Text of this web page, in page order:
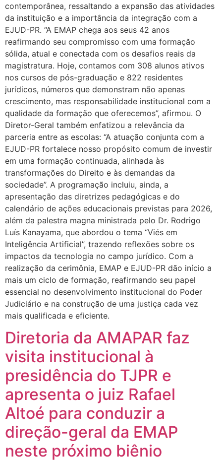
contemporânea, ressaltando a expansão das atividades
da instituição e a importância da integração com a
EJUD-PR. “A EMAP chega aos seus 42 anos
reafirmando seu compromisso com uma formação
sólida, atual e conectada com os desafios reais da
magistratura. Hoje, contamos com 308 alunos ativos
nos cursos de pós-graduação e 822 residentes
jurídicos, números que demonstram não apenas
crescimento, mas responsabilidade institucional com a
qualidade da formação que oferecemos”, afirmou. O
Diretor-Geral também enfatizou a relevância da
parceria entre as escolas: “A atuação conjunta com a
EJUD-PR fortalece nosso propósito comum de investir
em uma formação continuada, alinhada às
transformações do Direito e às demandas da
sociedade”. A programação incluiu, ainda, a
apresentação das diretrizes pedagógicas e do
calendário de ações educacionais previstas para 2026,
além da palestra magna ministrada pelo Dr. Rodrigo
Luís Kanayama, que abordou o tema “Viés em
Inteligência Artificial”, trazendo reflexões sobre os
impactos da tecnologia no campo jurídico. Com a
realização da cerimônia, EMAP e EJUD-PR dão início a
mais um ciclo de formação, reafirmando seu papel
essencial no desenvolvimento institucional do Poder
Judiciário e na construção de uma justiça cada vez
mais qualificada e eficiente.
Diretoria da AMAPAR faz
visita institucional à
presidência do TJPR e
apresenta o juiz Rafael
Altoé para conduzir a
direção-geral da EMAP
neste próximo biênio